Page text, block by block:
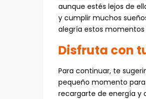
aunque estés lejos de
y cumplir muchos
alegría estos
Disfruta con
Para continuar, te
pequeño momento para
recargarte de energía y